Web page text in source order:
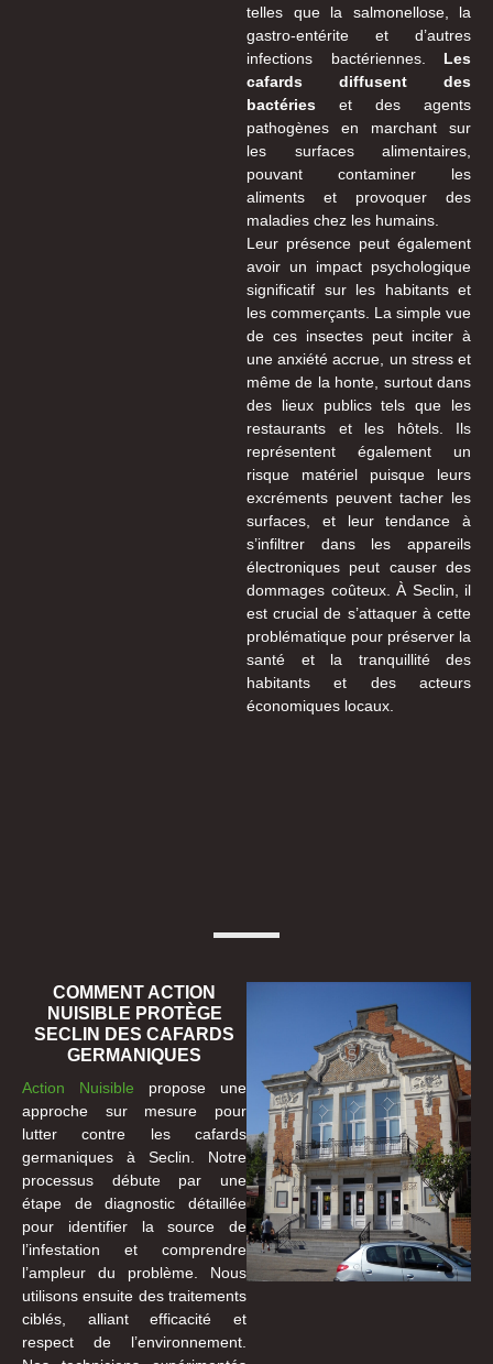
telles que la salmonellose, la
gastro-entérite et d’autres
infections bactériennes. Les
cafards diffusent des
bactéries et des agents
pathogènes en marchant sur
les surfaces alimentaires,
pouvant contaminer les
aliments et provoquer des
maladies chez les humains.
Leur présence peut également
avoir un impact psychologique
significatif sur les habitants et
les commerçants. La simple vue
de ces insectes peut inciter à
une anxiété accrue, un stress et
même de la honte, surtout dans
des lieux publics tels que les
restaurants et les hôtels. Ils
représentent également un
risque matériel puisque leurs
excréments peuvent tacher les
surfaces, et leur tendance à
s’infiltrer dans les appareils
électroniques peut causer des
dommages coûteux. À Seclin, il
est crucial de s’attaquer à cette
problématique pour préserver la
santé et la tranquillité des
habitants et des acteurs
économiques locaux.
COMMENT ACTION
NUISIBLE PROTÈGE
SECLIN DES CAFARDS
GERMANIQUES
Action Nuisible propose une
approche sur mesure pour
lutter contre les cafards
germaniques à Seclin. Notre
processus débute par une
étape de diagnostic détaillée
pour identifier la source de
l’infestation et comprendre
l’ampleur du problème. Nous
utilisons ensuite des traitements
ciblés, alliant efficacité et
respect de l’environnement.